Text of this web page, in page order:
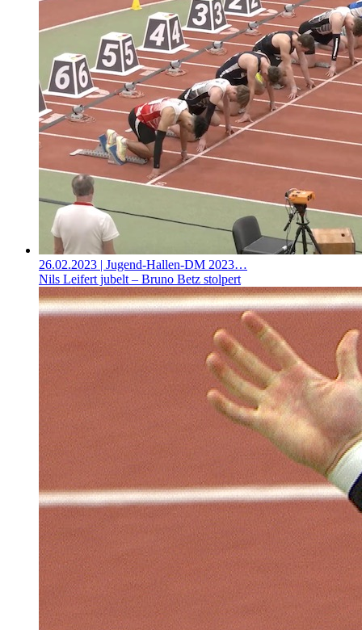
26.02.2023 | Jugend-Hallen-DM 2023…
Nils Leifert jubelt – Bruno Betz stolpert